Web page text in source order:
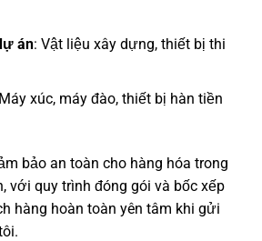
án: Vật liệu xây dựng, thiết bị thi
xúc, máy đào, thiết bị hàn tiền
bảo an toàn cho hàng hóa trong
với quy trình đóng gói và bốc xếp
hàng hoàn toàn yên tâm khi gửi